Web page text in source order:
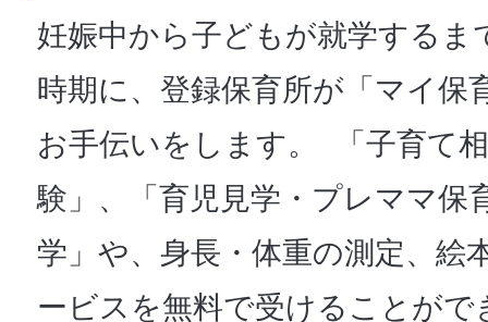
妊娠中から子どもが就学するま
時期に、登録保育所が「マイ保
お手伝いをします。 「子育て
験」、「育児見学・プレママ保
学」や、身長・体重の測定、絵
ービスを無料で受けることがで